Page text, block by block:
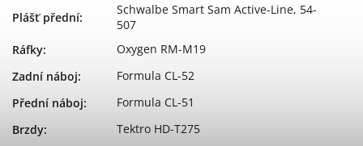
Plášť přední:
Schwalbe Smart Sam Active-Line, 54-
507
Ráfky:
Oxygen RM-M19
Zadní náboj:
Formula CL-52
Přední náboj:
Formula CL-51
Brzdy:
Tektro HD-T275